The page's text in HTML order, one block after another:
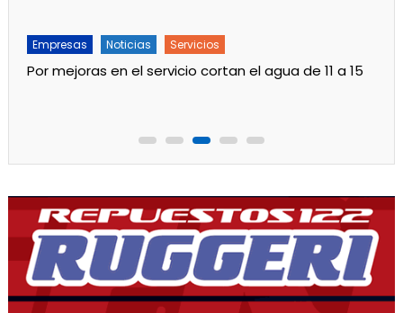
Empresas Noticias Servicios
Por mejoras en el servicio cortan el agua de 11 a 15